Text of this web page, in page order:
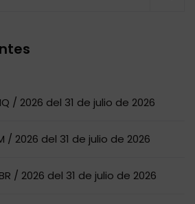
/ 2026 del 31 de julio de 2026
/ 2026 del 31 de julio de 2026
/ 2026 del 31 de julio de 2026